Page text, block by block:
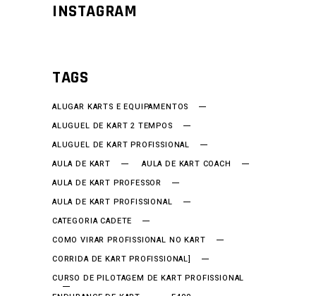
INSTAGRAM
TAGS
ALUGAR KARTS E EQUIPAMENTOS
ALUGUEL DE KART 2 TEMPOS
ALUGUEL DE KART PROFISSIONAL
AULA DE KART
AULA DE KART COACH
AULA DE KART PROFESSOR
AULA DE KART PROFISSIONAL
CATEGORIA CADETE
COMO VIRAR PROFISSIONAL NO KART
CORRIDA DE KART PROFISSIONAL]
CURSO DE PILOTAGEM DE KART PROFISSIONAL